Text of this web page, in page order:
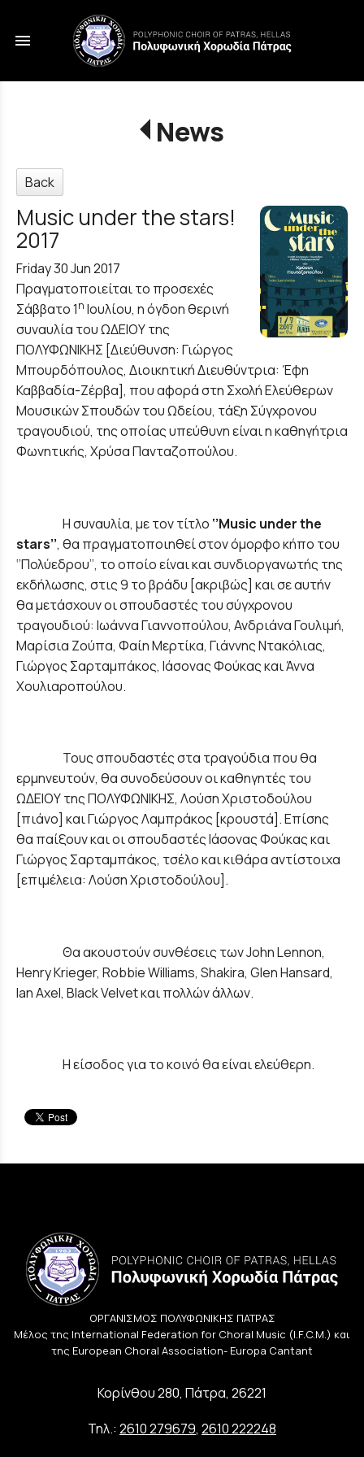
menu
News
Back
Music under the stars!
2017
Friday 30 Jun 2017
Πραγματοποιείται το προσεχές
Σάββατο 1η Ιουλίου, η όγδοη θερινή
συναυλία του ΩΔΕΙΟΥ της
ΠΟΛΥΦΩΝΙΚΗΣ [Διεύθυνση: Γιώργος
Μπουρδόπουλος, Διοικητική Διευθύντρια: Έφη
Καββαδία-Ζέρβα], που αφορά στη Σχολή Ελεύθερων
Μουσικών Σπουδών του Ωδείου, τάξη Σύγχρονου
τραγουδιού, της οποίας υπεύθυνη είναι η καθηγήτρια
Φωνητικής, Χρύσα Πανταζοπούλου.
Η συναυλία, με τον τίτλο ‘’Music underthe
stars’’, θα πραγματοποιηθεί στον όμορφο κήπο του
‘’Πολύεδρου’’, το οποίο είναι και συνδιοργανωτής της
εκδήλωσης, στις 9 το βράδυ [ακριβώς] και σε αυτήν
θα μετάσχουν οι σπουδαστές του σύγχρονου
τραγουδιού: Ιωάννα Γιαννοπούλου, Ανδριάνα Γουλιμή,
Μαρίσια Ζούπα, Φαίη Μερτίκα, Γιάννης Ντακόλιας,
Γιώργος Σαρταμπάκος, Ιάσονας Φούκας και Άννα
Χουλιαροπούλου.
Τους σπουδαστές στα τραγούδια που θα
ερμηνευτούν, θα συνοδεύσουν οι καθηγητές του
ΩΔΕΙΟΥ της ΠΟΛΥΦΩΝΙΚΗΣ, Λούση Χριστοδούλου
[πιάνο] και Γιώργος Λαμπράκος [κρουστά]. Επίσης
θα παίξουν και οι σπουδαστές Ιάσονας Φούκας και
Γιώργος Σαρταμπάκος, τσέλο και κιθάρα αντίστοιχα
[επιμέλεια: Λούση Χριστοδούλου].
Θα ακουστούν συνθέσεις των John Lennon,
Henry Krieger, Robbie Williams, Shakira, Glen Hansard,
Ian Axel, Black Velvet και πολλών άλλων.
Η είσοδος για το κοινό θα είναι ελεύθερη.
ΟΡΓΑΝΙΣΜΟΣ ΠΟΛΥΦΩΝΙΚΗΣ ΠΑΤΡΑΣ
Μέλος της International Federation for Choral Music (I.F.C.M.) και
της European Choral Association- Europa Cantant
Κορίνθου 280, Πάτρα, 26221
Τηλ.: 2610 279679, 2610 222248